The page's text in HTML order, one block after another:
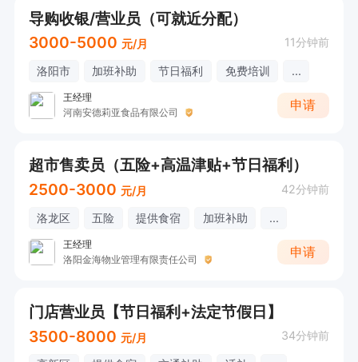
导购收银/营业员（可就近分配）
3000-5000 元/月 11分钟前
洛阳市 加班补助 节日福利 免费培训 ...
王经理
河南安德莉亚食品有限公司
申请
超市售卖员（五险+高温津贴+节日福利）
2500-3000 元/月 42分钟前
洛龙区 五险 提供食宿 加班补助 ...
王经理
洛阳金海物业管理有限责任公司
申请
门店营业员【节日福利+法定节假日】
3500-8000 元/月 34分钟前